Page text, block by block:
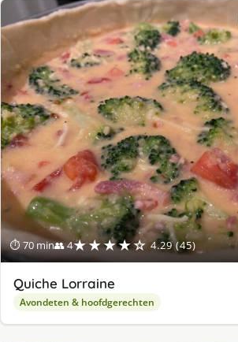
⏱ 70 min👥 4★★★★☆ 4.29 (45)
Quiche Lorraine
Avondeten & hoofdgerechten